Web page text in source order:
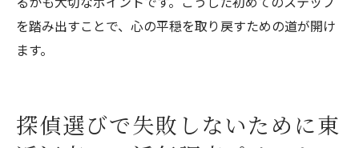
を踏み出すことで、心の平穏を取り戻すための道が開け
ます。
探偵選びで失敗しないために東